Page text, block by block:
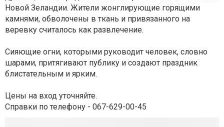
Новой Зеландии. Жители жонглирующие горящими
камнями, обволочены в ткань и привязанного на
веревку считалось как развлечение.
Сияющие огни, которыми руководит человек, словно
шарами, притягивают публику и создают праздник
блистательным и ярким.
Цены на вход уточняйте.
Справки по телефону - 067-629-00-45